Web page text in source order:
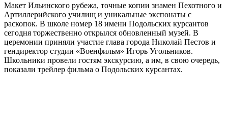
Макет Ильинского рубежа, точные копии знамен Пехотного и
Артиллерийского училищ и уникальные экспонаты с
раскопок. В школе номер 18 имени Подольских курсантов
сегодня торжественно открылся обновленный музей. В
церемонии приняли участие глава города Николай Пестов и
гендиректор студии «Военфильм» Игорь Угольников.
Школьники провели гостям экскурсию, а им, в свою очередь,
показали трейлер фильма о Подольских курсантах.